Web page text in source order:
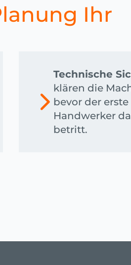
Ihr
Technische
klären die
bevor der erste
Handwerker
betritt.